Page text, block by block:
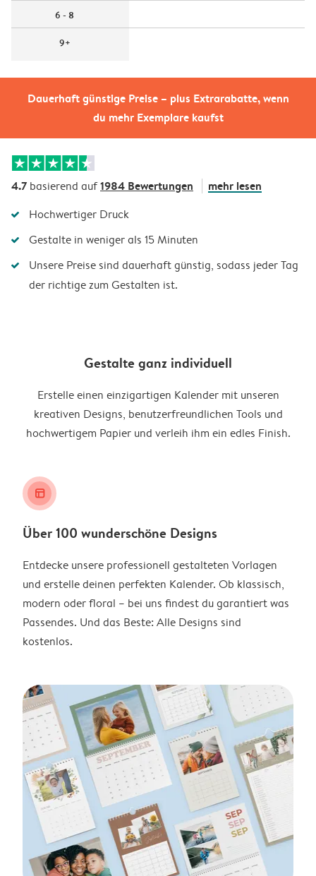
Dauerhaft günstige Preise – plus Extrarabatte, wenn
du mehr Exemplare kaufst
6 - 8
9+
4.7 basierend auf1984 Bewertungen mehr lesen
Hochwertiger Druck
Gestalte in weniger als 15 Minuten
Unsere Preise sind dauerhaft günstig, sodass jeder Tag
der richtige zum Gestalten ist.
Gestalte ganz individuell
Erstelle einen einzigartigen Kalender mit unseren
kreativen Designs, benutzerfreundlichen Tools und
hochwertigem Papier und verleih ihm ein edles Finish.
layout_alt
Über 100 wunderschöne Designs
Entdecke unsere professionell gestalteten Vorlagen
und erstelle deinen perfekten Kalender. Ob klassisch,
modern oder floral – bei uns findest du garantiert was
Passendes. Und das Beste: Alle Designs sind
kostenlos.